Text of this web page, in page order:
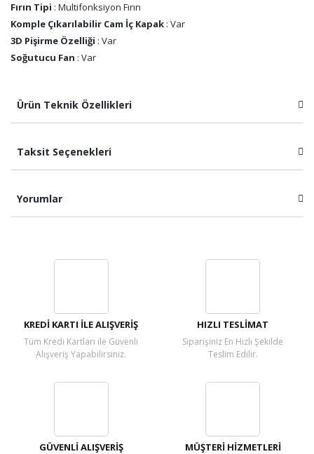
Fırın Tipi : Multifonksiyon Fırın
Komple Çıkarılabilir Cam İç Kapak : Var
3D Pişirme Özelliği : Var
Soğutucu Fan : Var
Ürün Teknik Özellikleri
Taksit Seçenekleri
Yorumlar
KREDİ KARTI İLE ALIŞVERİŞ
Tüm Kredi Kartları ile Güvenli
Alışveriş Yapabilirsiniz.
HIZLI TESLİMAT
Siparişiniz En Hızlı Şekilde
Teslim Edilir.
GÜVENLİ ALIŞVERİŞ MÜŞTERİ HİZMETLERİ